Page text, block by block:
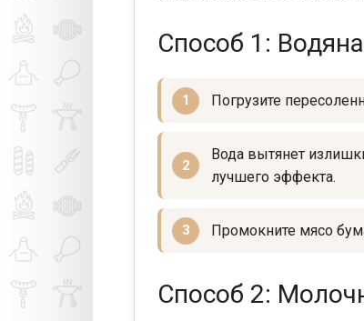
Способ 1:
Погрузите
Вода вытянет
лучшего эффекта.
Промокните мясо
Способ 2: